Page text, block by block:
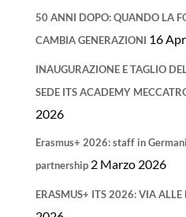
50 ANNI DOPO: QUANDO LA
CAMBIA GENERAZIONI 16
INAUGURAZIONE E TAGLIO
SEDE ITS ACADEMY
2026
Erasmus+ 2026: staff in
partnership 2 Marzo 2026
ERASMUS+ ITS 2026: VIA